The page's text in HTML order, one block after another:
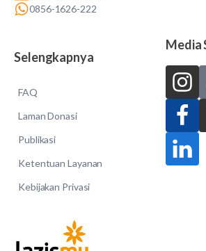
0856-1626-222
Selengkapnya
FAQ
Laman Donasi
Publikasi
Ketentuan Layanan
Kebijakan Privasi
Media